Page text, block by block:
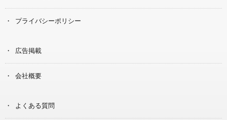
プライバシーポリシー
広告掲載
会社概要
よくある質問